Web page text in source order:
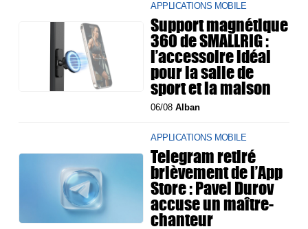
APPLICATIONS MOBILE
Support magnétique
360 de SMALLRIG :
l’accessoire idéal
pour la salle de
sport et la maison
06/08Alban
APPLICATIONS MOBILE
Telegram retiré
brièvement de l’App
Store : Pavel Durov
accuse un maître-
chanteur